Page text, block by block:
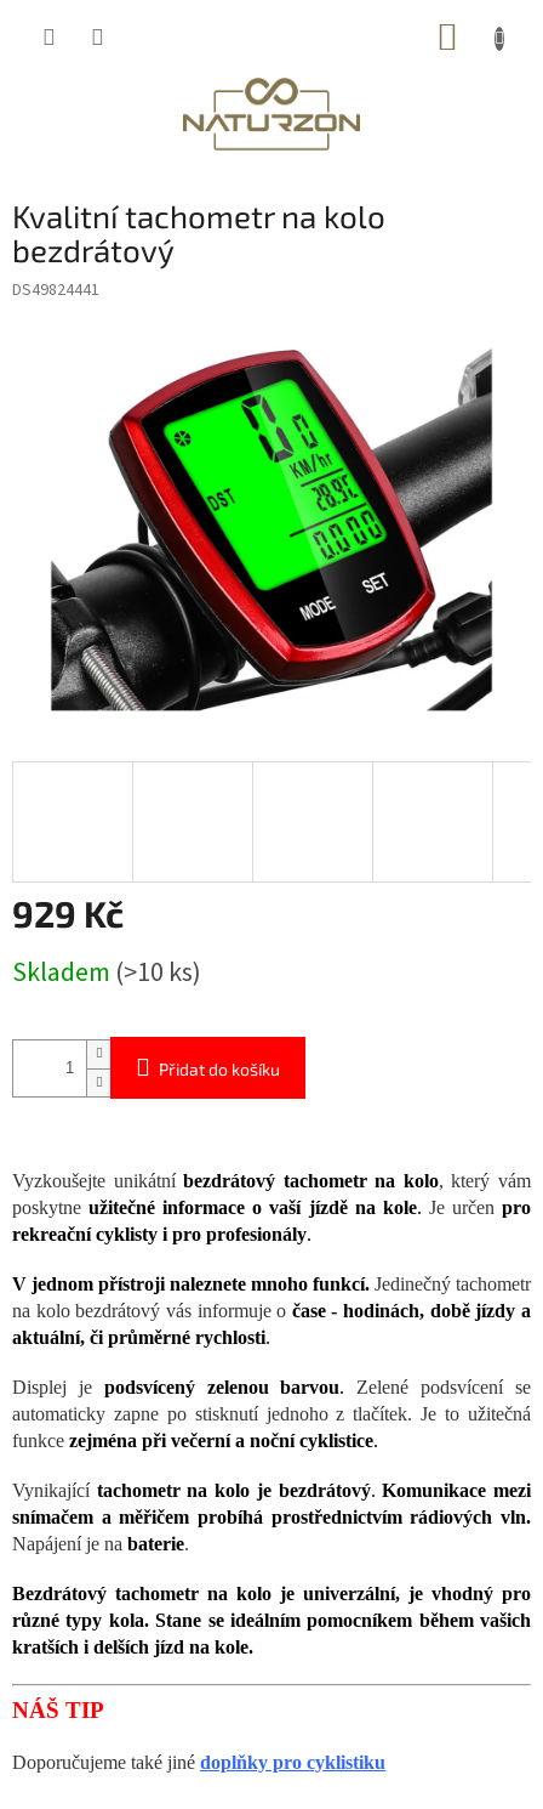
Kvalitní tachometr na kolo
bezdrátový
DS49824441
929 Kč
cena:
Skladem (>10 ks)
Přidat do košíku
Vyzkoušejte unikátní bezdrátový tachometr na kolo, který vám
poskytne užitečné informace o vaší jízdě na kole. Je určen pro
rekreační cyklisty i pro profesionály.
V jednom přístroji naleznete mnoho funkcí. Jedinečný tachometr
na kolo bezdrátový vás informuje o čase - hodinách, době jízdy a
aktuální, či průměrné rychlosti.
Displej je podsvícený zelenou barvou. Zelené podsvícení se
automaticky zapne po stisknutí jednoho z tlačítek. Je to užitečná
funkce zejména při večerní a noční cyklistice.
Vynikající tachometr na kolo je bezdrátový.Komunikace mezi
snímačem a měřičem probíhá prostřednictvím rádiových vln.
Napájení je na baterie.
Bezdrátový tachometr na kolo je univerzální, je vhodný pro
různé typy kola. Stane se ideálním pomocníkem během vašich
kratších i delších jízd na kole.
NÁŠ TIP
Doporučujeme také jiné doplňky pro cyklistiku